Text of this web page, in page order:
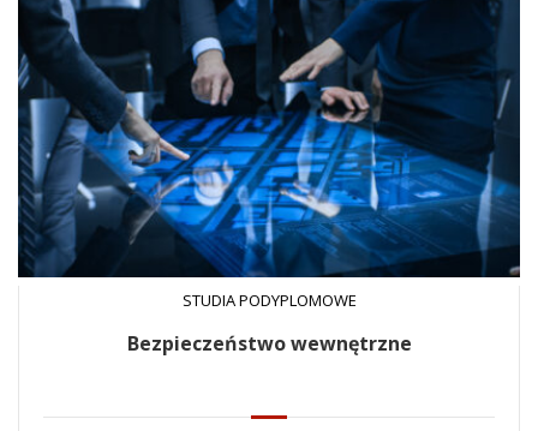
STUDIA PODYPLOMOWE
Bezpieczeństwo wewnętrzne